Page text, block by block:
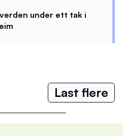
under ett tak i
Last flere